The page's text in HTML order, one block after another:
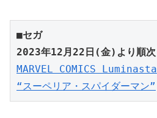
■セガ
2023年12月22日(金)より順次
MARVEL COMICS Luminasta
“スーペリア・スパイダーマン”